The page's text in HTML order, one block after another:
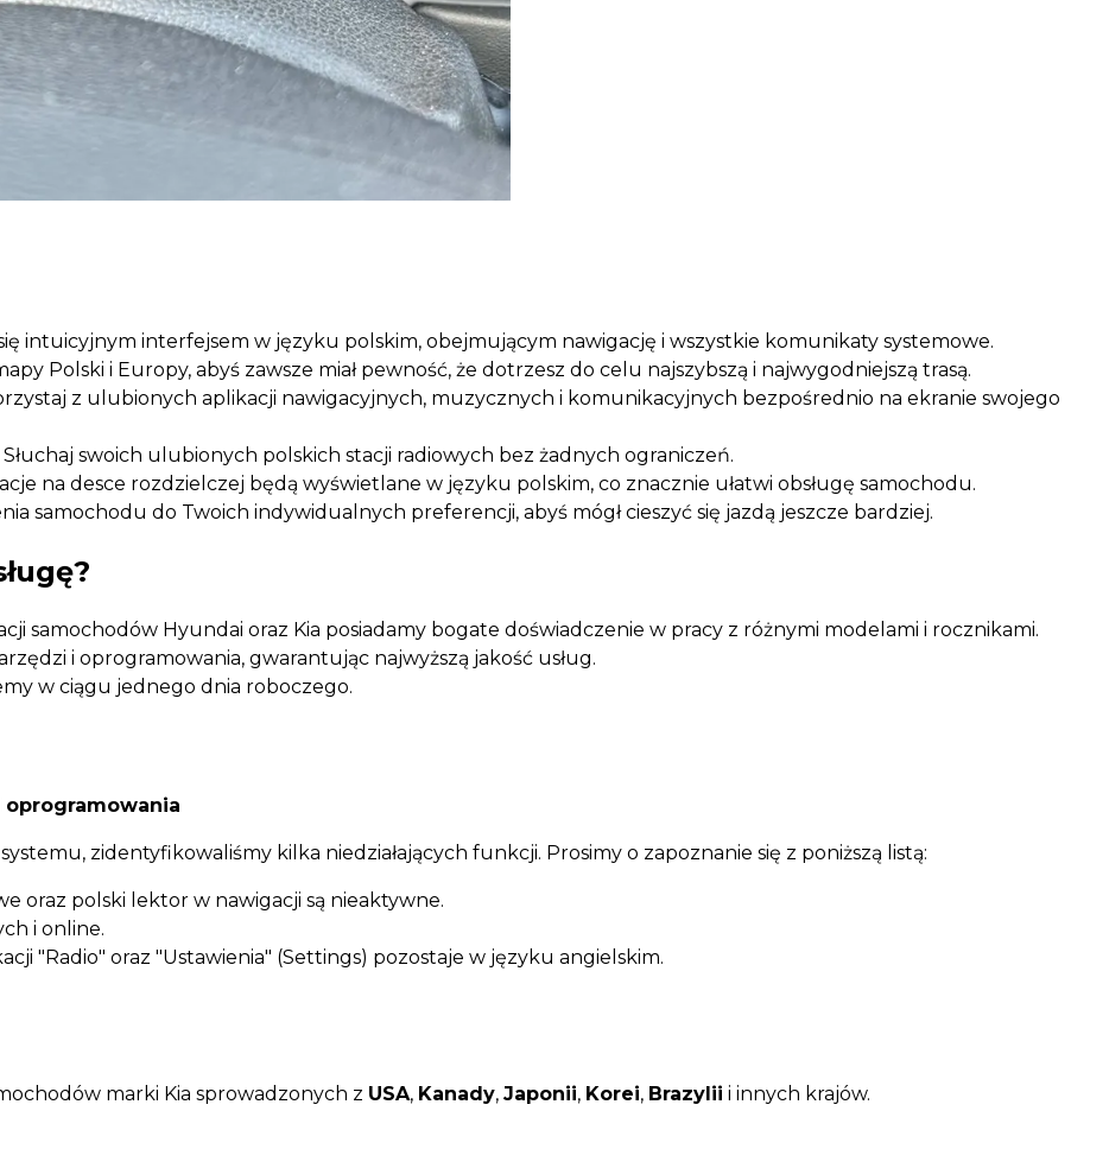
intuicyjnym interfejsem w języku polskim, obejmującym nawigację i wszystkie komunikaty systemowe.
Polski i Europy, abyś zawsze miał pewność, że dotrzesz do celu najszybszą i najwygodniejszą trasą.
z ulubionych aplikacji nawigacyjnych, muzycznych i komunikacyjnych bezpośrednio na ekranie swojego
Słuchaj swoich ulubionych polskich stacji radiowych bez żadnych ograniczeń.
na desce rozdzielczej będą wyświetlane w języku polskim, co znacznie ułatwi obsługę samochodu.
samochodu do Twoich indywidualnych preferencji, abyś mógł cieszyć się jazdą jeszcze bardziej.
samochodów Hyundai oraz Kia posiadamy bogate doświadczenie w pracy z różnymi modelami i rocznikami.
i oprogramowania, gwarantując najwyższą jakość usług.
w ciągu jednego dnia roboczego.
zidentyfikowaliśmy kilka niedziałających funkcji. Prosimy o zapoznanie się z poniższą listą:
oraz polski lektor w nawigacji są nieaktywne.
i online.
"Radio" oraz "Ustawienia" (Settings) pozostaje w języku angielskim.
marki Kia sprowadzonych z USA, Kanady, Japonii, Korei, Brazylii i innych krajów.